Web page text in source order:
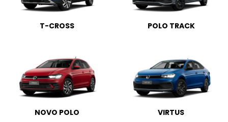
T-CROSS POLO TRACK
NOVO POLO VIRTUS